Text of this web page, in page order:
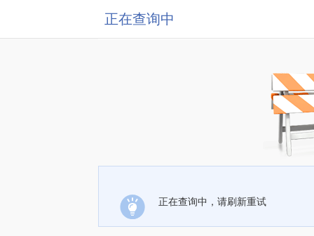
正在查询中
正在查询中，请刷新重试